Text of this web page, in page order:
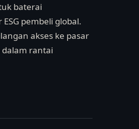
baterai
pembeli global.
akses ke pasar
rantai